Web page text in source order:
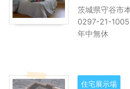
茨城県守谷市
0297-21-1005
年中無休
住宅展示場